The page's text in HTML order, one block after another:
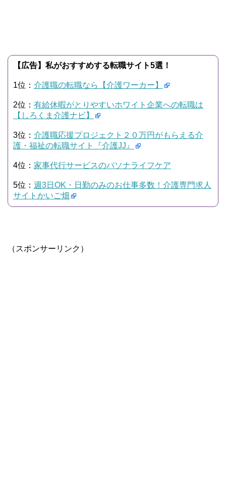
【広告】私がおすすめする転職サイト5選！
1位： 介護職の転職なら【介護ワーカー】
2位： 有給休暇がとりやすいホワイト企業への転職は
【しろくま介護ナビ】
3位： 介護職応援プロジェクト２０万円がもらえる介
護・福祉の転職サイト『介護JJ』
4位： 家事代行サービスのパソナライフケア
5位： 週3日OK・日勤のみのお仕事多数！介護専門求人
サイトかいご畑
（スポンサーリンク）